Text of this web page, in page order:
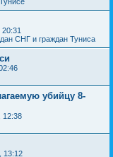
СНГ и граждан Туниса
убийцу 8-
12:38
13:12